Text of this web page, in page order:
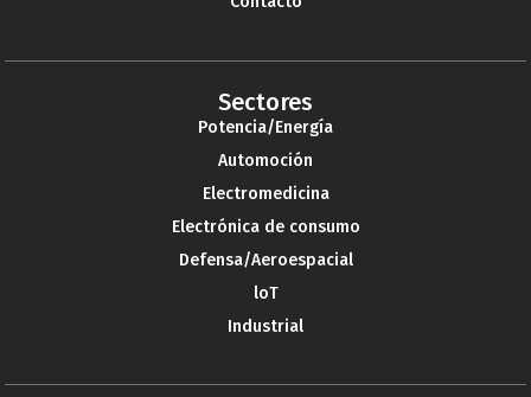
Sectores
Potencia/Energía
Automoción
Electromedicina
Electrónica de consumo
Defensa/Aeroespacial
loT
Industrial